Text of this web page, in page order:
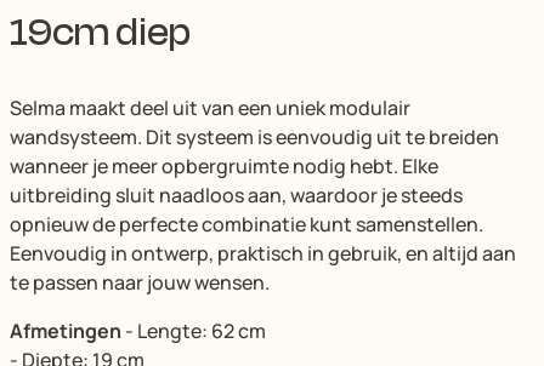
19cm diep
Selma maakt deel uit van een uniek modulair
wandsysteem. Dit systeem is eenvoudig uit te breiden
wanneer je meer opbergruimte nodig hebt. Elke
uitbreiding sluit naadloos aan, waardoor je steeds
opnieuw de perfecte combinatie kunt samenstellen.
Eenvoudig in ontwerp, praktisch in gebruik, en altijd aan
te passen naar jouw wensen.
Afmetingen - Lengte: 62 cm
- Diepte: 19 cm